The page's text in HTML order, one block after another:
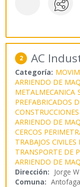
2 AC
Categoría:
ARRIENDO DE
METALMECANICA
PREFABRICADOS
ARRIENDO DE
CERCOS
TRABAJOS
TRANSPORTE DE
ARRIENDO DE
Dirección: Jorge
Comuna: